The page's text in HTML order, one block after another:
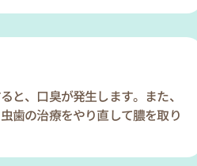
と、口臭が発生します。また、
歯の治療をやり直して膿を取り